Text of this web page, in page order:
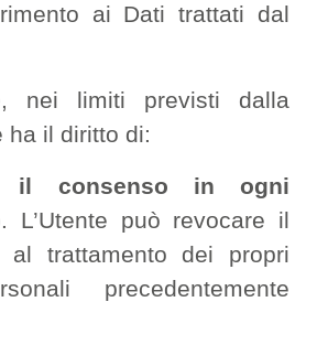
ai Dati trattati dal
nei limiti previsti dalla
ha il diritto di:
il consenso in ogni
. L’Utente può revocare il
al trattamento dei propri
precedentemente